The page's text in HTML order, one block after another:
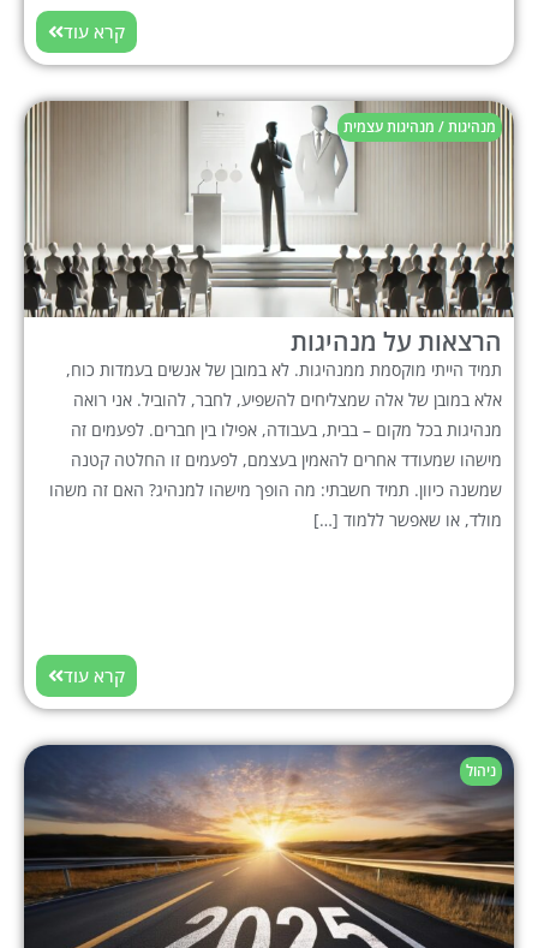
קרא עוד
מנהיגות / מנהיגות עצמית
הרצאות על מנהיגות
תמיד הייתי מוקסמת ממנהיגות. לא במובן של אנשים בעמדות כוח,
אלא במובן של אלה שמצליחים להשפיע, לחבר, להוביל. אני רואה
מנהיגות בכל מקום – בבית, בעבודה, אפילו בין חברים. לפעמים זה
מישהו שמעודד אחרים להאמין בעצמם, לפעמים זו החלטה קטנה
שמשנה כיוון. תמיד חשבתי: מה הופך מישהו למנהיג? האם זה משהו
מולד, או שאפשר ללמוד […]
קרא עוד
ניהול